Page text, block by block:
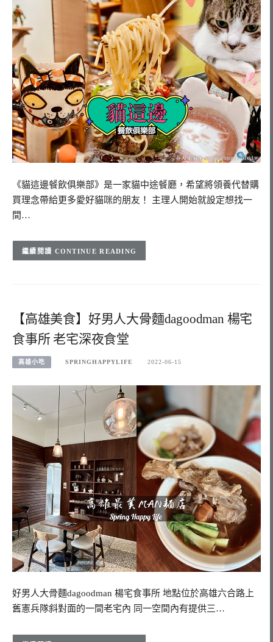
《貓這邊餐飲俱樂部》是一家貓中途餐廳，希望將領養代替購
買理念帶給更多愛好貓咪的朋友！ 主理人開始就設定想找一
間…
CONTINUE READING
【高雄美食】好男人大骨麵dagoodman 楊宅
食事所 老宅深夜食堂
高雄小吃 SPRINGHAPPYLIFE 2022-06-15
好男人大骨麵dagoodman 楊宅食事所 地點位於高雄六合路上
舊憲兵隊斜對面的一間老宅內 同一空間內有提供三…